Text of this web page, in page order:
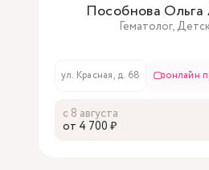
Пособнова
Гематолог,
ул. Красная, д. 68 онлайн
с 8 августа
oт 4 700 ₽